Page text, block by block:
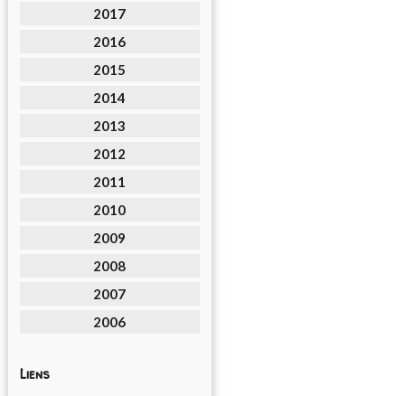
2017
2016
2015
2014
2013
2012
2011
2010
2009
2008
2007
2006
Liens